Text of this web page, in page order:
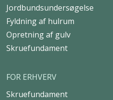
Jordbundsundersøgelse
Fyldning af hulrum
Opretning af gulv
Skruefundament
FOR ERHVERV
Skruefundament